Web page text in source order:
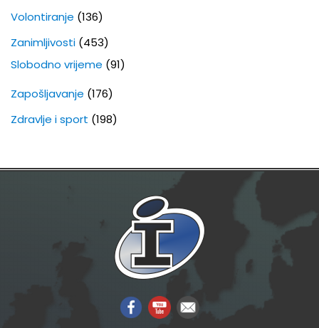
Volontiranje (136)
Zanimljivosti (453)
Slobodno vrijeme (91)
Zapošljavanje (176)
Zdravlje i sport (198)